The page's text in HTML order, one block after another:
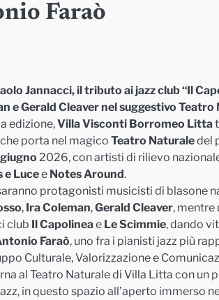
Faraò
Jannacci, il tributo ai jazz club “Il
e Gerald Cleaver nel suggestivo
edizione,Villa Visconti Borromeo Litta
porta nel magico Teatro Naturaledel
2026, con artisti di rilievo
e Lucee Notes Around.
protagonisti musicisti di blasone
, Ira Coleman,Gerald Cleaver, mentre
club Il Capolineae Le Scimmie, dando
Faraò, uno fra i pianisti jazz più
Culturale, Valorizzazione e
al Teatro Naturale di Villa Litta con un
in questo spazio all’aperto immerso